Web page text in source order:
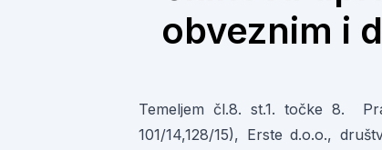
obveznim i
Temeljem čl.8. st.1. točke 8.
101/14,128/15), Erste d.o.o.,